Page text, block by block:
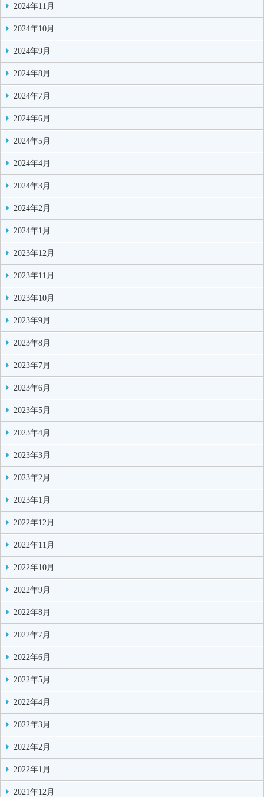
2024年11月
2024年10月
2024年9月
2024年8月
2024年7月
2024年6月
2024年5月
2024年4月
2024年3月
2024年2月
2024年1月
2023年12月
2023年11月
2023年10月
2023年9月
2023年8月
2023年7月
2023年6月
2023年5月
2023年4月
2023年3月
2023年2月
2023年1月
2022年12月
2022年11月
2022年10月
2022年9月
2022年8月
2022年7月
2022年6月
2022年5月
2022年4月
2022年3月
2022年2月
2022年1月
2021年12月